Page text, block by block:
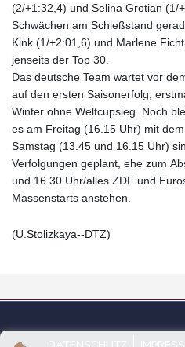
(2/+1:32,4) und Selina Grotian (1/
Schwächen am Schießstand
Kink (1/+2:01,6) und Marlene
jenseits der Top 30.
Das deutsche Team wartet vor
auf den ersten Saisonerfolg,
Winter ohne Weltcupsieg. Noch
es am Freitag (16.15 Uhr) mit
Samstag (13.45 und 16.15 Uhr)
Verfolgungen geplant, ehe zum
und 16.30 Uhr/alles ZDF und
Massenstarts anstehen.
(U.Stolizkaya--DTZ)